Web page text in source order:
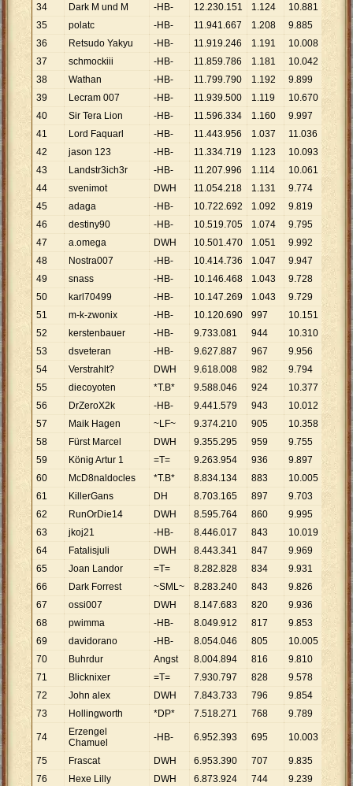
34
Dark M und M -HB- 12.230.151 1.124 10.881
35
polatc -HB- 11.941.667 1.208 9.885
36
Retsudo Yakyu -HB- 11.919.246 1.191 10.008
37
schmockiii -HB- 11.859.786 1.181 10.042
38
Wathan -HB- 11.799.790 1.192 9.899
39
Lecram 007 -HB- 11.939.500 1.119 10.670
40
Sir Tera Lion -HB- 11.596.334 1.160 9.997
41
Lord Faquarl -HB- 11.443.956 1.037 11.036
42
jason 123 -HB- 11.334.719 1.123 10.093
43
Landstr3ich3r -HB- 11.207.996 1.114 10.061
44
svenimot DWH 11.054.218 1.131 9.774
45
adaga -HB- 10.722.692 1.092 9.819
46
destiny90 -HB- 10.519.705 1.074 9.795
47
a.omega DWH 10.501.470 1.051 9.992
48
Nostra007 -HB- 10.414.736 1.047 9.947
49
snass -HB- 10.146.468 1.043 9.728
50
karl70499 -HB- 10.147.269 1.043 9.729
51
m-k-zwonix -HB- 10.120.690 997 10.151
52
kerstenbauer -HB- 9.733.081 944 10.310
53
dsveteran -HB- 9.627.887 967 9.956
54
Verstrahlt? DWH 9.618.008 982 9.794
55
diecoyoten *T.B* 9.588.046 924 10.377
56
DrZeroX2k -HB- 9.441.579 943 10.012
57
Maik Hagen ~LF~ 9.374.210 905 10.358
58
Fürst Marcel DWH 9.355.295 959 9.755
59
König Artur 1 =T= 9.263.954 936 9.897
60
McD8naldocles *T.B* 8.834.134 883 10.005
61
KillerGans DH 8.703.165 897 9.703
62
RunOrDie14 DWH 8.595.764 860 9.995
63
jkoj21 -HB- 8.446.017 843 10.019
64
Fatalisjuli DWH 8.443.341 847 9.969
65
Joan Landor =T= 8.282.828 834 9.931
66
Dark Forrest ~SML~ 8.283.240 843 9.826
67
ossi007 DWH 8.147.683 820 9.936
68
pwimma -HB- 8.049.912 817 9.853
69
davidorano -HB- 8.054.046 805 10.005
70
Buhrdur Angst 8.004.894 816 9.810
71
Blicknixer =T= 7.930.797 828 9.578
72
John alex DWH 7.843.733 796 9.854
73
Hollingworth *DP* 7.518.271 768 9.789
74
Erzengel
Chamuel
-HB- 6.952.393 695 10.003
75 Frascat DWH 6.953.390 707 9.835
76
Hexe Lilly DWH 6.873.924 744 9.239